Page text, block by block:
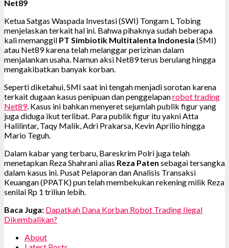
Net89
Ketua Satgas Waspada Investasi (SWI) Tongam L Tobing
menjelaskan terkait hal ini. Bahwa pihaknya sudah beberapa
kali memanggil PT Simbiotik Multitalenta Indonesia (SMI)
atau Net89 karena telah melanggar perizinan dalam
menjalankan usaha. Namun aksi Net89 terus berulang hingga
mengakibatkan banyak korban.
Seperti diketahui, SMI saat ini tengah menjadi sorotan karena
terkait dugaan kasus penipuan dan penggelapanrobot trading
Net89. Kasus ini bahkan menyeret sejumlah publik figur yang
juga diduga ikut terlibat. Para publik figur itu yakni Atta
Halilintar, Taqy Malik, Adri Prakarsa, Kevin Aprilio hingga
Mario Teguh.
Dalam kabar yang terbaru, Bareskrim Polri juga telah
menetapkan Reza Shahrani alias Reza Paten sebagai tersangka
dalam kasus ini. Pusat Pelaporan dan Analisis Transaksi
Keuangan (PPATK) pun telah membekukan rekening milik Reza
senilai Rp 1 triliun lebih.
Baca Juga: Dapatkah Dana Korban Robot Trading Ilegal
Dikembalikan?
About